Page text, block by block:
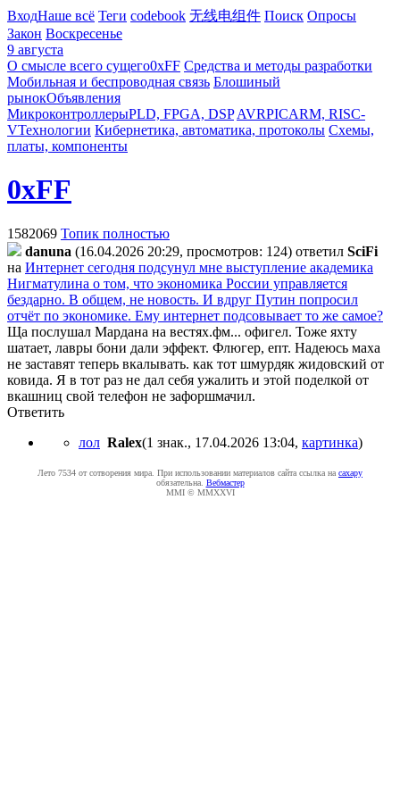
ВходНаше всё Теги codebook 无线电组件 Поиск Опросы
Закон Воскресенье
9 августа
О смысле всего сущего0xFF Средства и методы разработки
Мобильная и беспроводная связь Блошиный
рынокОбъявления
МикроконтроллерыPLD, FPGA, DSP AVRPICARM, RISC-
VТехнологии Кибернетика, автоматика, протоколы Схемы,
платы, компоненты
0xFF
1582069 Топик полностью
danuna (16.04.2026 20:29, просмотров: 124) ответил SciFi
на Интернет сегодня подсунул мне выступление академика
Нигматулина о том, что экономика России управляется
бездарно. В общем, не новость. И вдруг Путин попросил
отчёт по экономике. Ему интернет подсовывает то же самое?
Ща послушал Мардана на вестях.фм... офигел. Тоже яхту
шатает, лавры бони дали эффект. Флюгер, епт. Надеюсь маха
не заставят теперь вкалывать. как тот шмурдяк жидовский от
ковида. Я в тот раз не дал себя ужалить и этой поделкой от
вкашниц свой телефон не зафоршмачил.
Ответить
лол Ralex(1 знак., 17.04.2026 13:04, картинка)
Лето 7534 от сотворения мира. При использовании материалов сайта ссылка на caxapу
обязательна. Вебмастер
MMI © MMXXVI